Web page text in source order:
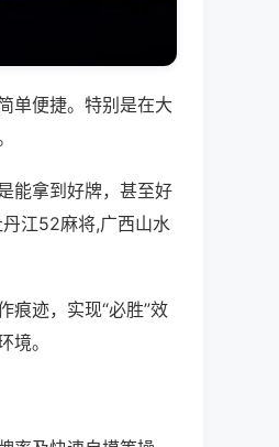
单便捷。特别是在大
能拿到好牌，甚至好
江52麻将,广西山水
痕迹，实现“必胜”效
。